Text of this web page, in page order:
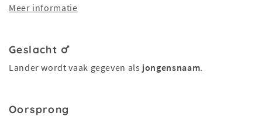
Meer informatie
Geslacht
Lander wordt vaak gegeven als jongensnaam.
Oorsprong